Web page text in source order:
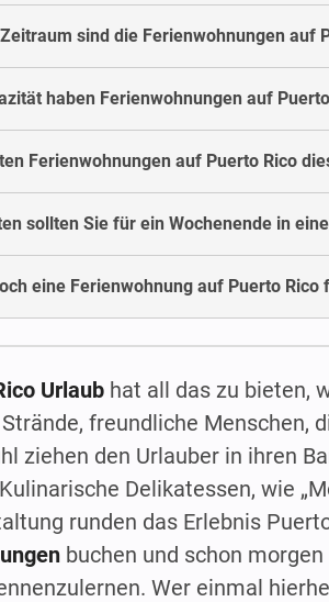
sind die Ferienwohnungen auf
haben Ferienwohnungen auf
Ferienwohnungen auf Puerto Rico
sollten Sie für ein Wochenende in
eine Ferienwohnung auf Puerto Rico
Urlaub hat all das zu bieten,
freundliche Menschen,
ziehen den Urlauber in ihren
Delikatessen, wie
runden das Erlebnis
buchen und schon
Wer einmal